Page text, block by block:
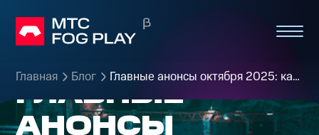
Главная Блог Главные анонсы октября 2025: какие игры ждать уже скоро
ГЛАВНЫЕ
АНОНСЫ